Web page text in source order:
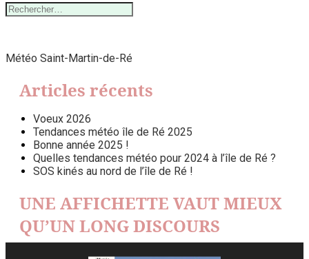
Rechercher :
Météo Saint-Martin-de-Ré
Articles récents
Voeux 2026
Tendances météo île de Ré 2025
Bonne année 2025 !
Quelles tendances météo pour 2024 à l’île de Ré ?
SOS kinés au nord de l’île de Ré !
UNE AFFICHETTE VAUT MIEUX
QU’UN LONG DISCOURS